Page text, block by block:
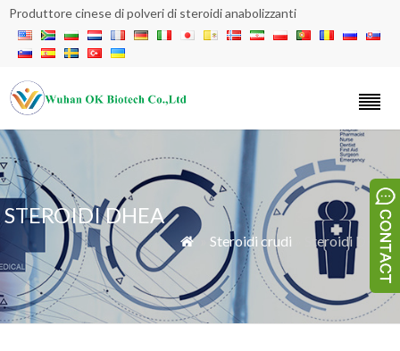
Produttore cinese di polveri di steroidi anabolizzanti
STEROIDI DHEA
 » Steroidi crudi » Steroidi DHEA